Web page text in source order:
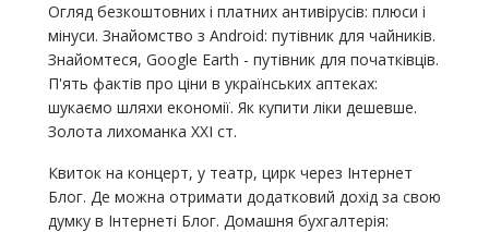
Огляд безкоштовних і платних антивірусів: плюси і
мінуси. Знайомство з Android: путівник для чайників.
Знайомтеся, Google Earth - путівник для початківців.
П'ять фактів про ціни в українських аптеках:
шукаємо шляхи економії. Як купити ліки дешевше.
Золота лихоманка ХХІ ст.
Квиток на концерт, у театр, цирк через Інтернет
Блог. Де можна отримати додатковий дохід за свою
думку в Інтернеті Блог. Домашня бухгалтерія: